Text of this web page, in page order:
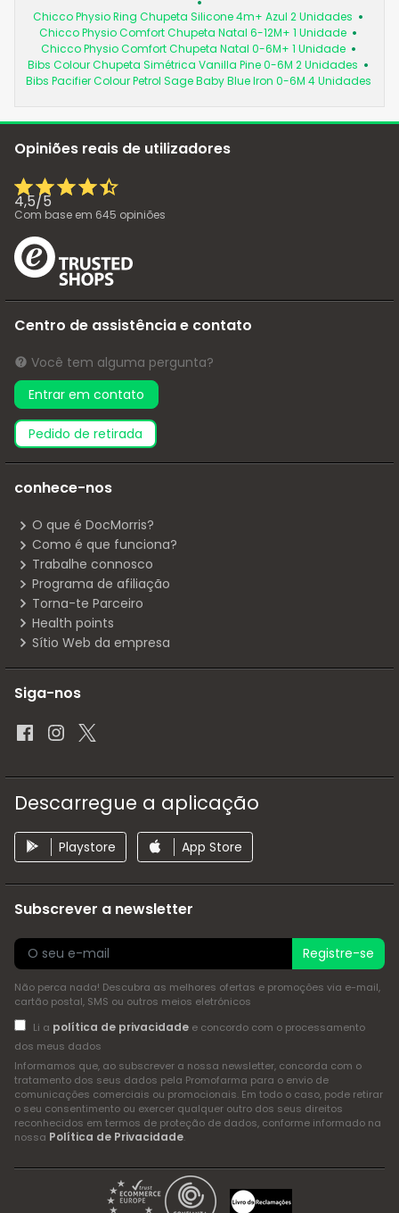
Chicco Physio Ring Chupeta Silicone 4m+ Azul 2 Unidades
Chicco Physio Comfort Chupeta Natal 6-12M+ 1 Unidade
Chicco Physio Comfort Chupeta Natal 0-6M+ 1 Unidade
Bibs Colour Chupeta Simétrica Vanilla Pine 0-6M 2 Unidades
Bibs Pacifier Colour Petrol Sage Baby Blue Iron 0-6M 4 Unidades
Opiniões reais de utilizadores
4,5/5
Com base em 645 opiniões
Centro de assistência e contato
Você tem alguma pergunta?
Entrar em contato
pedido de retirada
conhece-nos
O que é DocMorris?
Como é que funciona?
Trabalhe connosco
Programa de afiliação
Torna-te Parceiro
Health points
Sítio Web da empresa
Siga-nos
Descarregue a aplicação
Playstore App Store
Subscrever a newsletter
Registre-se
Não perca nada! Descubra as melhores ofertas e promoções via e-mail,
cartão postal, SMS ou outros meios eletrónicos
Li a política de privacidadee concordo com o processamento
dos meus dados
Informamos que, ao subscrever a nossa newsletter, concorda com o
tratamento dos seus dados pela Promofarma para o envio de
comunicações comerciais ou promocionais. Em todo o caso, pode retirar
o seu consentimento ou exercer qualquer outro dos seus direitos
reconhecidos em termos de proteção de dados, conforme informado na
nossa Política de Privacidade.